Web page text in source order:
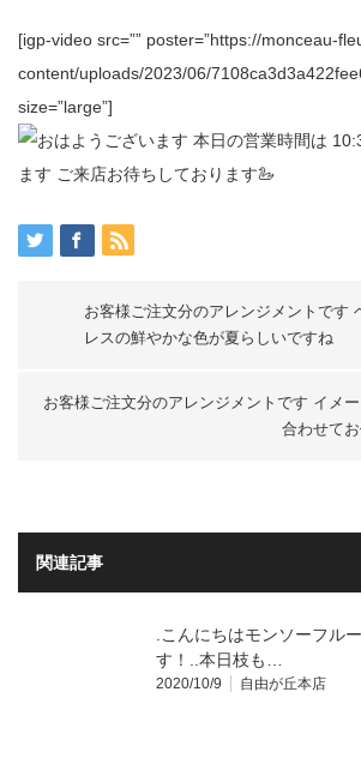
[igp-video src=”” poster=”https://monceau-
content/uploads/2023/06/
size=”large”]
お客様ご注文分のアレンジメントです
レスの鮮やかな色が夏らしいですね️
お客様ご注文分のアレンジメントです イメ
合わせて
関連記事
.こんにちは️モンソーフル
す！..本日枝も…
2020/10/9 自由が丘本店